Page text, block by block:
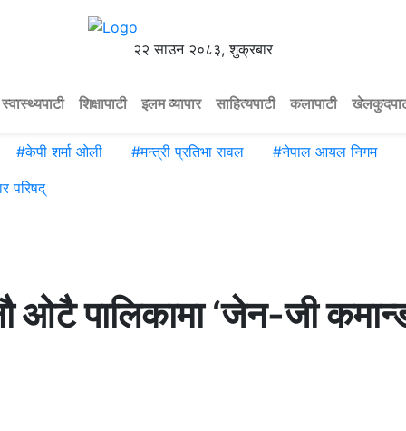
२२ साउन २०८३, शुक्रबार
स्वास्थ्यपाटी शिक्षापाटी इलम व्यापार साहित्यपाटी कलापाटी
#केपी शर्मा ओली #मन्त्री प्रतिभा रावल #नेपाल आयल निगम
परिषद्
ओटै पालिकामा ‘जेन-जी